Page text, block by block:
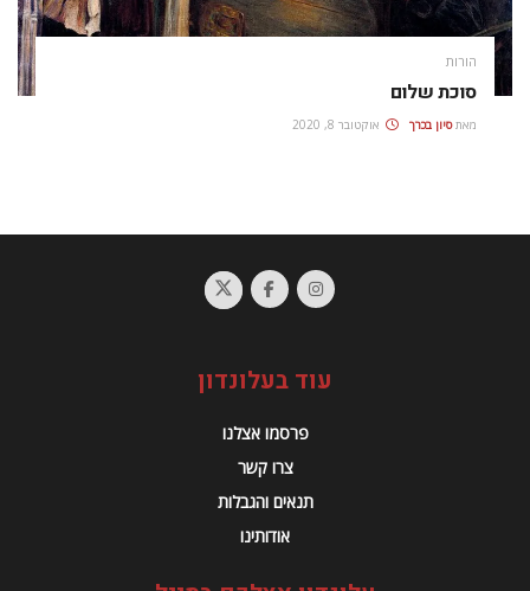
הורות
סוכת שלום
מאת סיון בכרך אוקטובר 8, 2020
עוד בעלונדון
פרסמו אצלנו
צרו קשר
תנאים והגבלות
אודותינו